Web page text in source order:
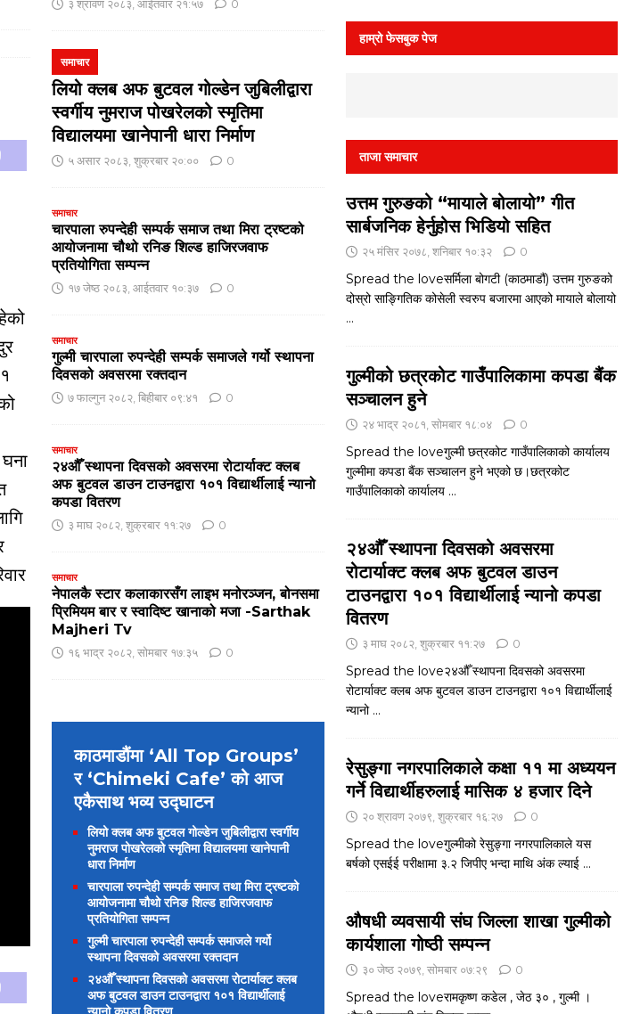
३ श्रावण २०८३, आईतवार २१:५७ 0
लियो क्लब अफ बुटवल गोल्डेन जुबिलीद्वारा
स्वर्गीय नुमराज पोखरेलको स्मृतिमा
विद्यालयमा खानेपानी धारा निर्माण
समाचार
५ असार २०८३, शुक्रबार २०:०० 0
समाचार
चारपाला रुपन्देही सम्पर्क समाज तथा मिरा ट्रष्टको
आयोजनामा चौथो रनिङ शिल्ड हाजिरजवाफ
प्रतियोगिता सम्पन्न
१७ जेष्ठ २०८३, आईतवार १०:३७ 0
समाचार
गुल्मी चारपाला रुपन्देही सम्पर्क समाजले गर्यो स्थापना
दिवसको अवसरमा रक्तदान
७ फाल्गुन २०८२, बिहीबार ०९:४१ 0
समाचार
२४औँ स्थापना दिवसको अवसरमा रोटार्याक्ट क्लब
अफ बुटवल डाउन टाउनद्वारा १०१ विद्यार्थीलाई न्यानो
कपडा वितरण
३ माघ २०८२, शुक्रबार ११:२७ 0
समाचार
नेपालकै स्टार कलाकारसँग लाइभ मनोरञ्जन, बोनसमा
प्रिमियम बार र स्वादिष्ट खानाको मजा -Sarthak
Majheri Tv
१६ भाद्र २०८२, सोमबार १७:३५ 0
काठमाडौंमा ‘All Top Groups’
र ‘Chimeki Cafe’ को आज
एकैसाथ भव्य उद्घाटन
लियो क्लब अफ बुटवल गोल्डेन जुबिलीद्वारा स्वर्गीय
नुमराज पोखरेलको स्मृतिमा विद्यालयमा खानेपानी
धारा निर्माण
चारपाला रुपन्देही सम्पर्क समाज तथा मिरा ट्रष्टको
आयोजनामा चौथो रनिङ शिल्ड हाजिरजवाफ
प्रतियोगिता सम्पन्न
गुल्मी चारपाला रुपन्देही सम्पर्क समाजले गर्यो
स्थापना दिवसको अवसरमा रक्तदान
२४औँ स्थापना दिवसको अवसरमा रोटार्याक्ट क्लब
अफ बुटवल डाउन टाउनद्वारा १०१ विद्यार्थीलाई
हाम्रो फेसबुक पेज
ताजा समाचार
उत्तम गुरुङको “मायाले बोलायो” गीत
सार्बजनिक हेर्नुहोस भिडियो सहित
२५ मंसिर २०७८, शनिबार १०:३२ 0
Spread the loveसर्मिला बोगटी (काठमाडौं) उत्तम गुरुङको
दोस्रो साङ्गितिक कोसेली स्वरुप बजारमा आएको मायाले बोलायो
...
गुल्मीको छत्रकोट गाउँपालिकामा कपडा बैंक
सञ्चालन हुने
२४ भाद्र २०८१, सोमबार १८:०४ 0
Spread the loveगुल्मी छत्रकोट गाउँपालिकाको कार्यालय
गुल्मीमा कपडा बैंक सञ्चालन हुने भएको छ।छत्रकोट
गाउँपालिकाको कार्यालय ...
२४औँ स्थापना दिवसको अवसरमा
रोटार्याक्ट क्लब अफ बुटवल डाउन
टाउनद्वारा १०१ विद्यार्थीलाई न्यानो कपडा
वितरण
३ माघ २०८२, शुक्रबार ११:२७ 0
Spread the love२४औँ स्थापना दिवसको अवसरमा
रोटार्याक्ट क्लब अफ बुटवल डाउन टाउनद्वारा १०१ विद्यार्थीलाई
न्यानो ...
रेसुङ्गा नगरपालिकाले कक्षा ११ मा अध्ययन
गर्ने विद्यार्थीहरुलाई मासिक ४ हजार दिने
२० श्रावण २०७९, शुक्रबार १६:२७ 0
Spread the loveगुल्मीको रेसुङ्गा नगरपालिकाले यस
बर्षको एसईई परीक्षामा ३.२ जिपीए भन्दा माथि अंक ल्याई ...
औषधी व्यवसायी संघ जिल्ला शाखा गुल्मीको
कार्यशाला गोष्ठी सम्पन्न
३० जेष्ठ २०७९, सोमबार ०७:२९ 0
Spread the loveरामकृष्ण कडेल , जेठ ३० , गुल्मी ।